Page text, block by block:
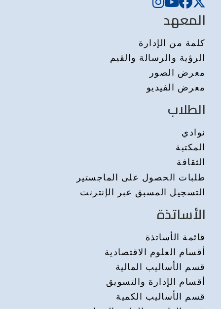
المعهد
كلمة من الإدارة
الرؤية والرسالة والقيم
معرض الصور
معرض الفيديو
الطلاب
نوادي
المكتبة
الثقافة
طلبات الحصول على الماجستير
التسجيل المسبق عبر الإنترنت
الأساتذة
قائمة الأساتذة
أقسام العلوم الاقتصادية
قسم الأساليب المالية
أقسام الإدارة والتسويق
قسم الأساليب الكمية